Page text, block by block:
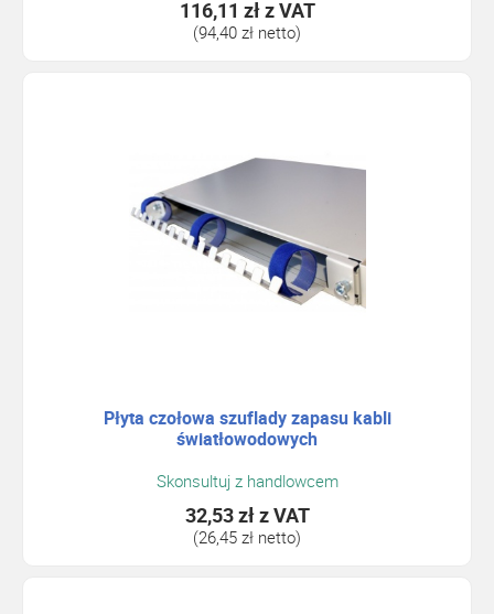
116,11 złz VAT
(94,40 zł netto)
Płyta czołowa szuflady zapasu kabli
światłowodowych
Skonsultuj z handlowcem
32,53 złz VAT
(26,45 zł netto)